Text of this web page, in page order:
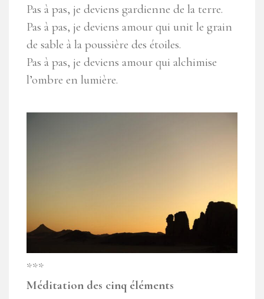
Pas à pas, je deviens gardienne de la terre.
Pas à pas, je deviens amour qui unit le grain
de sable à la poussière des étoiles.
Pas à pas, je deviens amour qui alchimise
l’ombre en lumière.
***
Méditation des cinq éléments